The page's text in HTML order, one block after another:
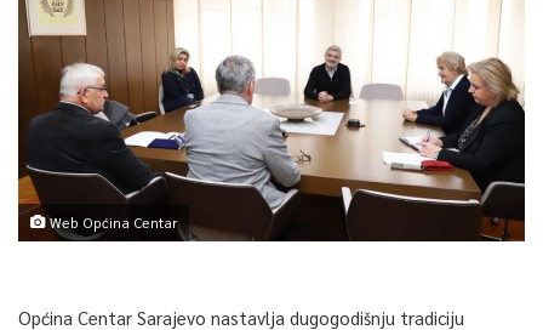
Web Općina Centar
Općina Centar Sarajevo nastavlja dugogodišnju tradiciju